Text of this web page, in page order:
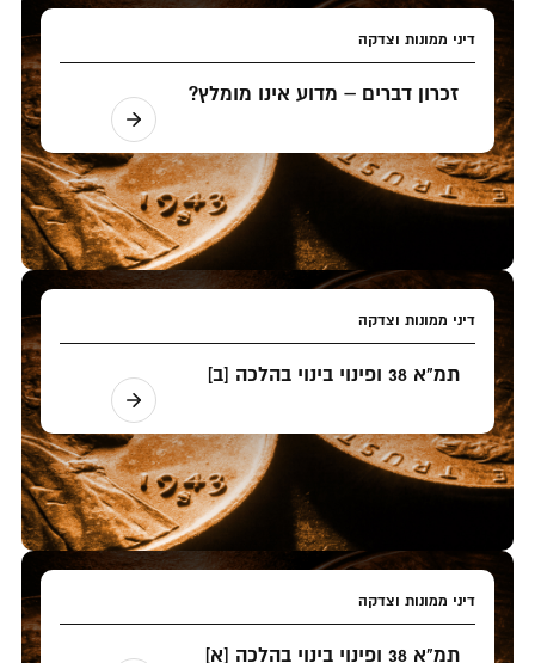
דיני ממונות וצדקה
זכרון דברים – מדוע אינו מומלץ?
דיני ממונות וצדקה
תמ"א 38 ופינוי בינוי בהלכה [ב]
דיני ממונות וצדקה
תמ"א 38 ופינוי בינוי בהלכה [א]